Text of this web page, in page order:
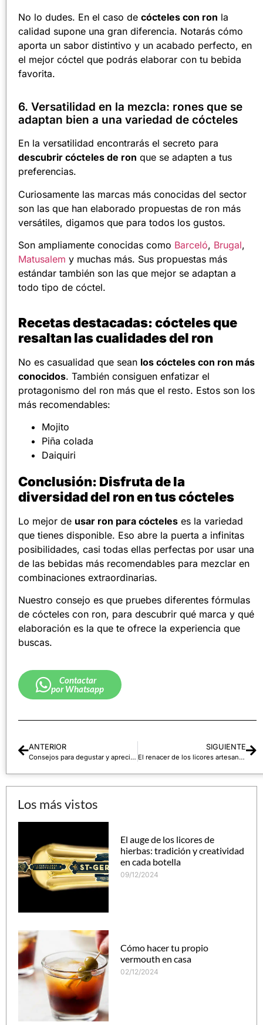
No lo dudes. En el caso de cócteles con ron la
calidad supone una gran diferencia. Notarás cómo
aporta un sabor distintivo y un acabado perfecto, en
el mejor cóctel que podrás elaborar con tu bebida
favorita.
6. Versatilidad en la mezcla: rones que se
adaptan bien a una variedad de cócteles
En la versatilidad encontrarás el secreto para
descubrir cócteles de ron que se adapten a tus
preferencias.
Curiosamente las marcas más conocidas del sector
son las que han elaborado propuestas de ron más
versátiles, digamos que para todos los gustos.
Son ampliamente conocidas como Barceló, Brugal,
Matusalem y muchas más. Sus propuestas más
estándar también son las que mejor se adaptan a
todo tipo de cóctel.
Recetas destacadas: cócteles que
resaltan las cualidades del ron
No es casualidad que sean los cócteles con ron más
conocidos. También consiguen enfatizar el
protagonismo del ron más que el resto. Estos son los
más recomendables:
Mojito
Piña colada
Daiquiri
Conclusión: Disfruta de la
diversidad del ron en tus cócteles
Lo mejor de usar ron para cócteles es la variedad
que tienes disponible. Eso abre la puerta a infinitas
posibilidades, casi todas ellas perfectas por usar una
de las bebidas más recomendables para mezclar en
combinaciones extraordinarias.
Nuestro consejo es que pruebes diferentes fórmulas
de cócteles con ron, para descubrir qué marca y qué
elaboración es la que te ofrece la experiencia que
buscas.
Contactar
por Whatsapp
ANTERIOR
Consejos para degustar y apreciar el whisky
SIGUIENTE
El renacer de los licores artesanales
Los más vistos
El auge de los licores de
hierbas: tradición y creatividad
en cada botella
09/12/2024
Cómo hacer tu propio
vermouth en casa
02/12/2024